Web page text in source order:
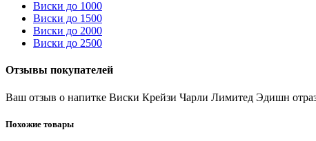
Виски до 1000
Виски до 1500
Виски до 2000
Виски до 2500
Отзывы покупателей
Ваш отзыв о напитке Виски Крейзи Чарли Лимитед Эдишн
Похожие товары